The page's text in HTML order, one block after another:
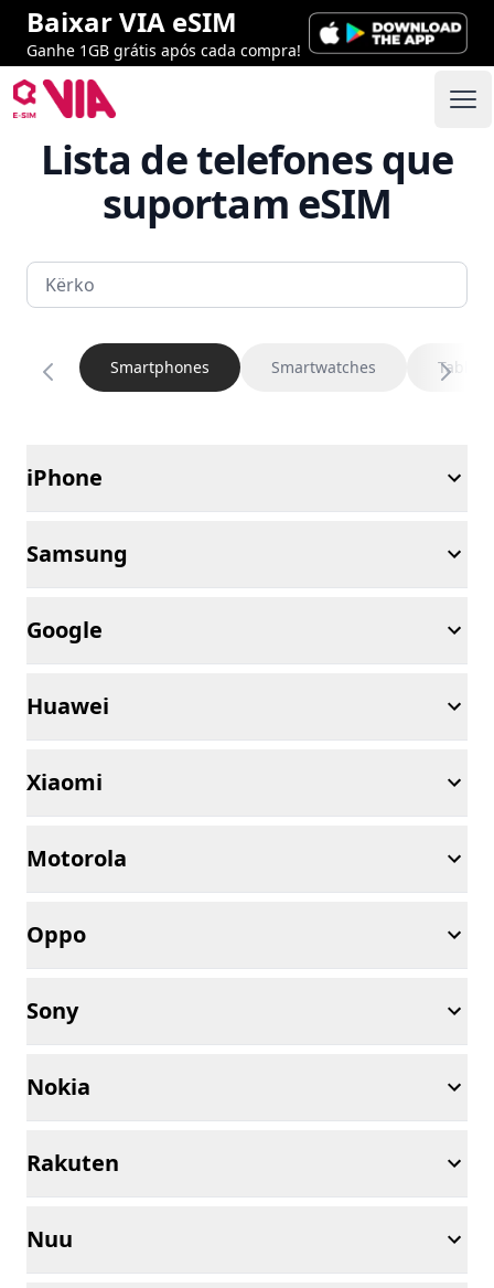
Baixar VIA eSIM
Ganhe 1GB grátis após cada compra!
VIA ESIM
Lista de telefones que
suportam eSIM
Smartphones Smartwatches Tablets
iPhone
Samsung
Google
Huawei
Xiaomi
Motorola
Oppo
Sony
Nokia
Rakuten
Nuu